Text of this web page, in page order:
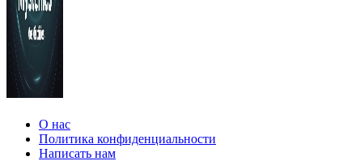
О нас
Политика конфиденциальности
Написать нам